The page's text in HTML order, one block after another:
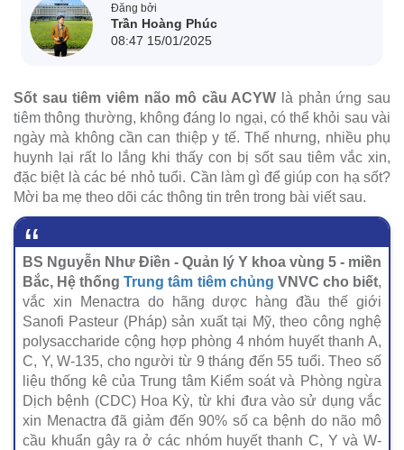
Đăng bởi
Trần Hoàng Phúc
08:47 15/01/2025
Sốt sau tiêm viêm não mô cầu ACYW là phản ứng sau
tiêm thông thường, không đáng lo ngại, có thể khỏi sau vài
ngày mà không cần can thiệp y tế. Thế nhưng, nhiều phụ
huynh lại rất lo lắng khi thấy con bị sốt sau tiêm vắc xin,
đặc biệt là các bé nhỏ tuổi. Cần làm gì để giúp con hạ sốt?
Mời ba mẹ theo dõi các thông tin trên trong bài viết sau.
BS Nguyễn Như Điền - Quản lý Y khoa vùng 5 - miền
Bắc, Hệ thốngTrung tâm tiêm chủng VNVC cho biết,
vắc xin Menactra do hãng dược hàng đầu thế giới
Sanofi Pasteur (Pháp) sản xuất tại Mỹ, theo công nghệ
polysaccharide cộng hợp phòng 4 nhóm huyết thanh A,
C, Y, W-135, cho người từ 9 tháng đến 55 tuổi. Theo số
liệu thống kê của Trung tâm Kiểm soát và Phòng ngừa
Dịch bệnh (CDC) Hoa Kỳ, từ khi đưa vào sử dụng vắc
xin Menactra đã giảm đến 90% số ca bệnh do não mô
cầu khuẩn gây ra ở các nhóm huyết thanh C, Y và W-